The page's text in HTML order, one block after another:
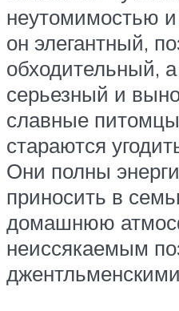
неутомимостью
он элегантный,
обходительный,
серьезный и
славные
стараются
Они полны
приносить в
домашнюю
неиссякаемым